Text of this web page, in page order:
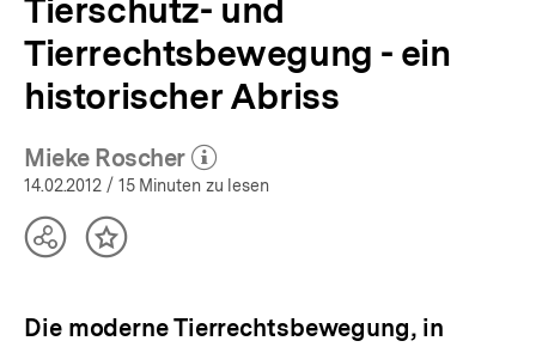
Tierschutz- und
Tierrechtsbewegung - ein
historischer Abriss
Mieke Roscher
(Mehr zum Autor)
öffnen
14.02.2012 / 15 Minuten zu lesen
TeilenInhalt
Die moderne Tierrechtsbewegung, in